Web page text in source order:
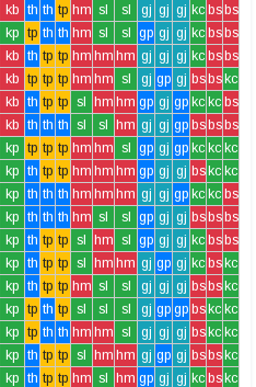
kb th th tp hm sl sl gj gj gj kc bsbs
kp tp th th hm sl sl gp gj gj kc bsbs
kb th tp tp hm hm hm gj gj gj kc bsbs
kb tp tp tp hm hm sl gj gp gj bsbskc
kb th tp tp sl hm hm gp gj gp kc kc bs
kb th th th sl sl hm gj gj gp bsbsbs
kp tp tp tp hm hm sl gp gj gp kc kc kc
kp th tp tp hm hm hm gp gj gj bskc kc
kp th th th hm hm hm gj gj gp kc kc bs
kp th th th hm sl sl gp gj gj bsbsbs
kp th tp tp sl hm sl gp gj gj kc bsbs
kp th tp tp sl hm hm gj gp gj kc bskc
kp th tp tp hm sl sl gj gj gj bsbskc
kp tp th tp sl sl sl gj gp gp bskc kc
kp tp th th hm hm sl gj gj gj bskc kc
kp th tp tp sl hm hm gj gp gj bsbskc
kp th tp tp hm sl hm gp gj gj kc bskc